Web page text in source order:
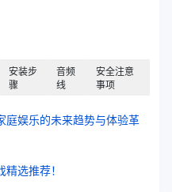
安装步
骤
音频
线
安全注意
事项
庭娱乐的未来趋势与体验革
选推荐！